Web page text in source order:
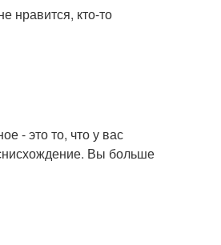
нравится, кто-то
- это то, что у вас
Вы больше